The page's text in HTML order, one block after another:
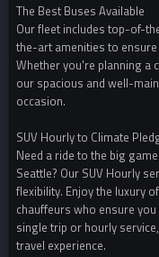
The Best Buses Available
Our fleet includes top-of-
the-art amenities to
Whether you're planning a
our spacious and well-
occasion.
SUV Hourly to Climate
Need a ride to the big
Seattle? Our SUV Hourly
flexibility. Enjoy the luxury
chauffeurs who ensure
single trip or hourly
travel experience.